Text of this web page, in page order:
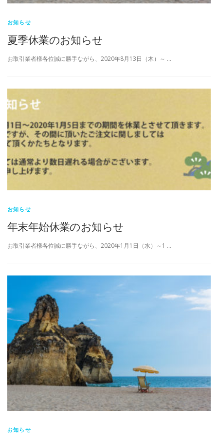
お知らせ
夏季休業のお知らせ
お取引業者様各位誠に勝手ながら、2020年8月13日（木）～ …
お知らせ
年末年始休業のお知らせ
お取引業者様各位誠に勝手ながら、2020年1月1日（水）～1 …
お知らせ